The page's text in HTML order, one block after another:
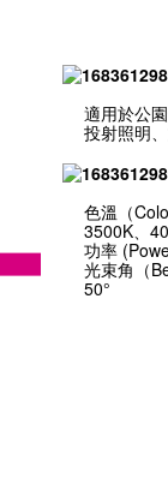
適用於公
投射照明
色溫（
3500K、
功率
光束角（
50°